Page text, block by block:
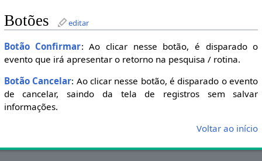
Botões editar
Botão Confirmar: Ao clicar nesse botão, é disparado o
evento que irá apresentar o retorno na pesquisa / rotina.
Botão Cancelar: Ao clicar nesse botão, é disparado o evento
de cancelar, saindo da tela de registros sem salvar
informações.
Voltar ao início